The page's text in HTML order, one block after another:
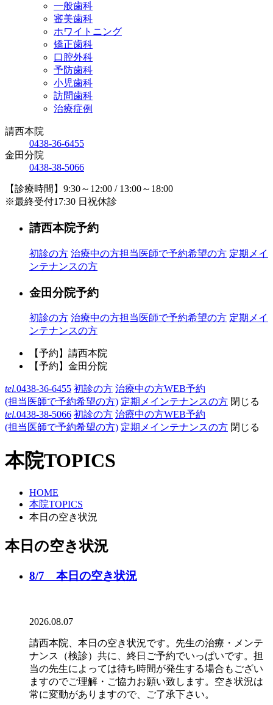
一般歯科
審美歯科
ホワイトニング
矯正歯科
口腔外科
予防歯科
小児歯科
訪問歯科
治療症例
請西本院
0438-36-6455
金田分院
0438-38-5066
【診療時間】9:30～12:00 / 13:00～18:00
※最終受付17:30 日祝休診
請西本院予約
初診の方 治療中の方担当医師で予約希望の方 定期メイ
ンテナンスの方
金田分院予約
初診の方 治療中の方担当医師で予約希望の方 定期メイ
ンテナンスの方
【予約】請西本院
【予約】金田分院
tel.0438-36-6455 初診の方 治療中の方WEB予約
(担当医師で予約希望の方) 定期メインテナンスの方 閉じる
tel.0438-38-5066 初診の方 治療中の方WEB予約
(担当医師で予約希望の方) 定期メインテナンスの方 閉じる
本院TOPICS
HOME
本院TOPICS
本日の空き状況
本日の空き状況
8/7 本日の空き状況
2026.08.07
請西本院、本日の空き状況です。先生の治療・メンテ
ナンス（検診）共に、終日ご予約でいっぱいです。担
当の先生によっては待ち時間が発生する場合もござい
ますのでご理解・ご協力お願い致します。空き状況は
常に変動がありますので、ご了承下さい。